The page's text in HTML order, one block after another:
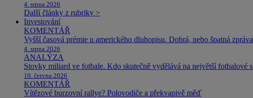
4. srpna 2026
Další články z rubriky >
Investování
KOMENTÁŘ
Vyšší časová prémie u amerického dluhopisu. Dobrá, nebo špatná
4. srpna 2026
ANALÝZA
Stovky miliard ve fotbale. Kdo skutečně vydělává na největší fotbalové
10. června 2026
KOMENTÁŘ
Vítězové burzovní rallye? Polovodiče a překvapivě měď